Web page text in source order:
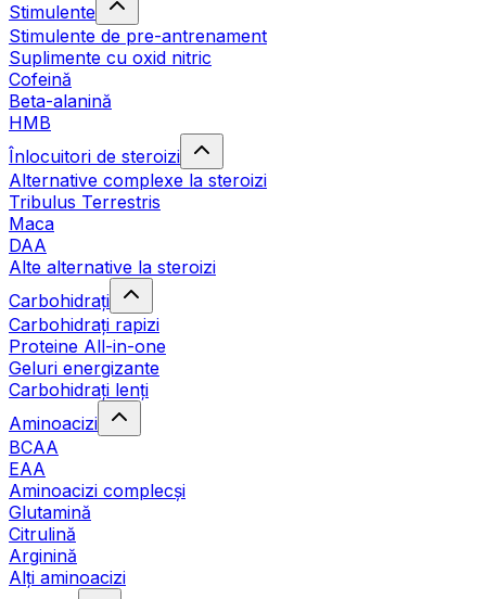
Stimulente
Stimulente de pre-antrenament
Suplimente cu oxid nitric
Cofeină
Beta-alanină
HMB
Înlocuitori de steroizi
Alternative complexe la steroizi
Tribulus Terrestris
Maca
DAA
Alte alternative la steroizi
Carbohidrați
Carbohidrați rapizi
Proteine All-in-one
Geluri energizante
Carbohidrați lenți
Aminoacizi
BCAA
EAA
Aminoacizi complecși
Glutamină
Citrulină
Arginină
Alți aminoacizi